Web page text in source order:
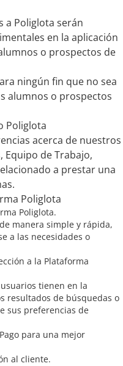
a Poliglota serán
en la aplicación
o prospectos de
ningún fin que no sea
alumnos o prospectos
Poliglota
acerca de nuestros
Equipo de Trabajo,
a prestar una
Poliglota
Poliglota.
manera simple y rápida,
a las necesidades o
a la Plataforma
tienen en la
resultados de búsquedas o
sus preferencias de
para una mejor
al cliente.